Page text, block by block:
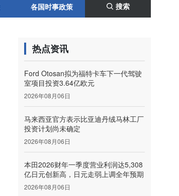
各国时事政策 搜索
热点资讯
Ford Otosan拟为福特卡车下一代驾驶
室项目投资3.64亿欧元
2026年08月06日
马来西亚官方表示比亚迪丹绒马林工厂
投资计划尚未确定
2026年08月06日
本田2026财年一季度营业利润达5,308
亿日元创新高，日元走弱上调全年预期
2026年08月06日